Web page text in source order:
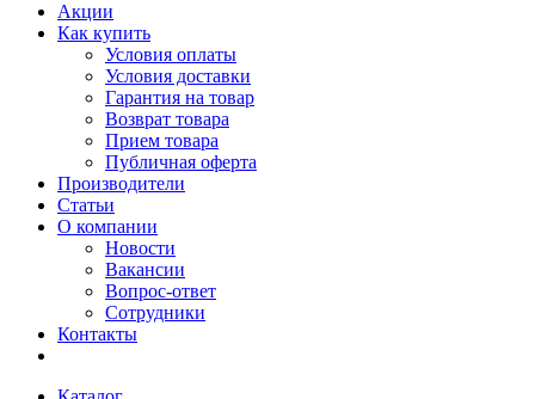
Акции
Как купить
Условия оплаты
Условия доставки
Гарантия на товар
Возврат товара
Прием товара
Публичная оферта
Производители
Статьи
О компании
Новости
Вакансии
Вопрос-ответ
Сотрудники
Контакты